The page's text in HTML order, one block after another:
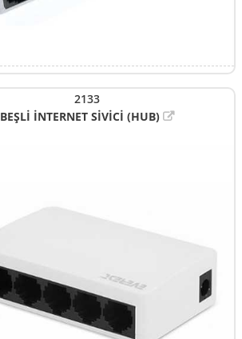
2133
BEŞLİ İNTERNET SİVİCİ (HUB)